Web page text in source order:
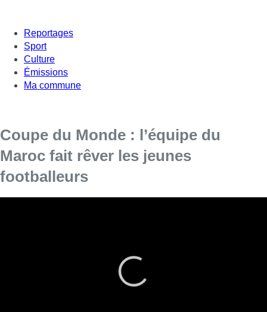
Reportages
Sport
Culture
Émissions
Ma commune
Coupe du Monde : l’équipe du
Maroc fait rêver les jeunes
footballeurs